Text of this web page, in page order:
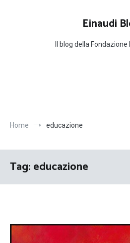
Einaudi
Il blog della Fondazione
Home educazione
Tag:educazione